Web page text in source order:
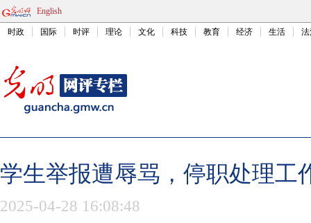
English
时政 国际 时评 理论 文化 科技 教育 经济 生活
学生举报遭辱骂，停职处理工
2025-04-28 16:08:48